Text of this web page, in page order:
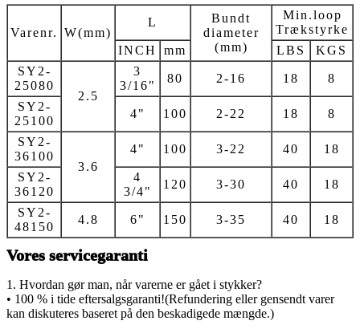
Varenr. W(mm)
L
Bundt
diameter
(mm)
Min.loop
Trækstyrke
INCH
mm LBS
KGS
SY2-
25080
2.5
3
3/16"
80 2-16 18 8
SY2-
25100
4" 100 2-22 18 8
SY2-
36100
3.6
4" 100 3-22 40 18
SY2-
36120
4
3/4"
120 3-30 40 18
SY2-
48150
4.8 6" 150 3-35 40 18
Vores servicegaranti
1. Hvordan gør man, når varerne er gået i stykker?
• 100 % i tide eftersalgsgaranti!(Refundering eller gensendt varer
kan diskuteres baseret på den beskadigede mængde.)